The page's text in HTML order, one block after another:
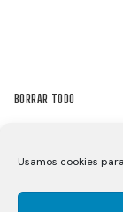
Usamos cookies
BORRAR TODO
JUVENILES, 1970